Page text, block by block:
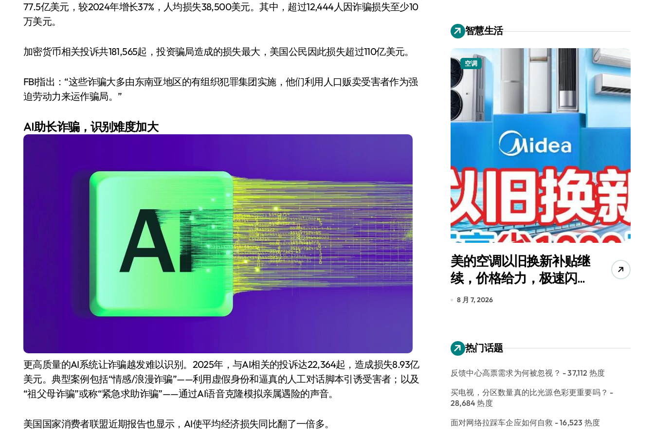
77.5亿美元，较2024年增长37%，人均损失38,500美元。其中，超过12,444人因诈骗损失至少10
万美元。
加密货币相关投诉共181,565起，投资骗局造成的损失最大，美国公民因此损失超过110亿美元。
FBI指出：“这些诈骗大多由东南亚地区的有组织犯罪集团实施，他们利用人口贩卖受害者作为强
迫劳动力来运作骗局。”
AI助长诈骗，识别难度加大
更高质量的AI系统让诈骗越发难以识别。2025年，与AI相关的投诉达22,364起，造成损失8.93亿
美元。典型案例包括“情感/浪漫诈骗”——利用虚假身份和逼真的人工对话脚本引诱受害者；以及
“祖父母诈骗”或称“紧急求助诈骗”——通过AI语音克隆模拟亲属遇险的声音。
美国国家消费者联盟近期报告也显示，AI使平均经济损失同比翻了一倍多。
智慧生活
追觅、石头科技注意：你
们的扫地机已被美国认定
为“战略武器”
7 月 30, 2026
净利润暴跌7.7%，苏泊尔
开始靠“擦边”续命了？
空调
美的空调以旧换新补贴继
续，价格给力，极速闪
装！
8 月 7, 2026
热门话题
反馈中心高票需求为何被忽视？ - 37,112 热度
买电视，分区数量真的比光源色彩更重要吗？ -
28,684 热度
面对网络拉踩车企应如何自救 - 16,523 热度